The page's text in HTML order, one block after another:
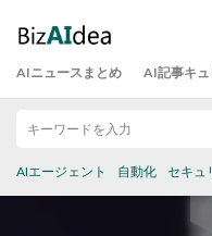
AIニュースまとめ AI記事キ
AIエージェント 自動化 セキュ